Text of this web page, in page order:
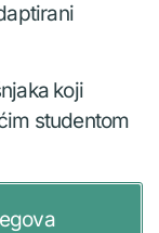
koji
studentom